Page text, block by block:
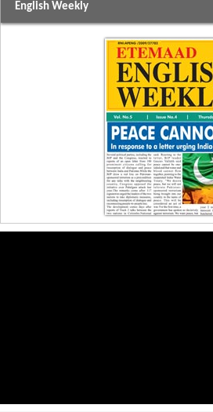
English Weekly